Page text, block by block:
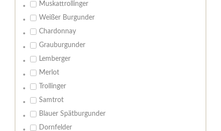
Muskattrollinger
Weißer Burgunder
Chardonnay
Grauburgunder
Lemberger
Merlot
Trollinger
Samtrot
Blauer Spätburgunder
Dornfelder